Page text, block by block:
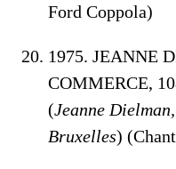
Ford Coppola)
1975. JEANNE
COMMERCE,
(Jeanne
Bruxelles)